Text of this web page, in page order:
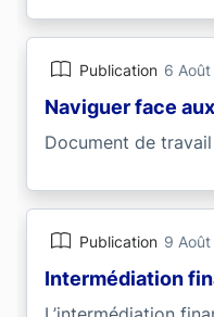
Publication 6
Naviguer face
Document de
Publication 9
Intermédiation